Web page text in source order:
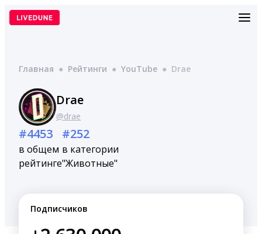
Перейти
Главная ● Рейтинги ● YouTube ● Drae
Drae
@drae
#4453
в общем
рейтинге
#252
в категории
"Животные"
Подписчиков